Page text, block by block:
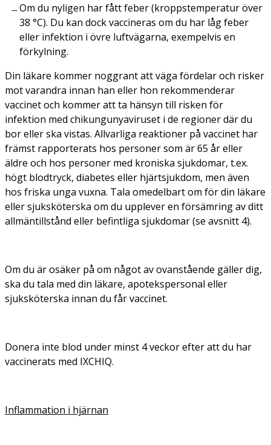
Om du nyligen har fått feber (kroppstemperatur över
38 °C). Du kan dock vaccineras om du har låg feber
eller infektion i övre luftvägarna, exempelvis en
förkylning.
Din läkare kommer noggrant att väga fördelar och risker
mot varandra innan han eller hon rekommenderar
vaccinet och kommer att ta hänsyn till risken för
infektion med chikungunyaviruset i de regioner där du
bor eller ska vistas. Allvarliga reaktioner på vaccinet har
främst rapporterats hos personer som är 65 år eller
äldre och hos personer med kroniska sjukdomar, t.ex.
högt blodtryck, diabetes eller hjärtsjukdom, men även
hos friska unga vuxna. Tala omedelbart om för din läkare
eller sjuksköterska om du upplever en försämring av ditt
allmäntillstånd eller befintliga sjukdomar (se avsnitt 4).
Om du är osäker på om något av ovanstående gäller dig,
ska du tala med din läkare, apotekspersonal eller
sjuksköterska innan du får vaccinet.
Donera inte blod under minst 4 veckor efter att du har
vaccinerats med IXCHIQ.
Inflammation i hjärnan